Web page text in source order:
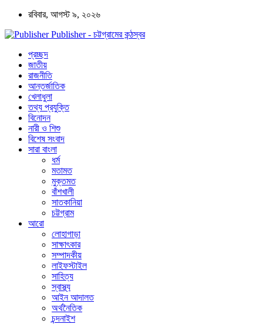
রবিবার, আগস্ট ৯, ২০২৬
Publisher - চট্টগ্রামের কন্ঠস্বর
প্রচ্ছদ
জাতীয়
রাজনীতি
আন্তর্জাতিক
খেলাধুলা
তথ্য প্রযুক্তি
বিনোদন
নারী ও শিশু
বিশেষ সংবাদ
সারা বাংলা
ধর্ম
মতামত
মুক্তমত
বাঁশখালী
সাতকানিয়া
চট্টগ্রাম
আরো
লোহাগাড়া
সাক্ষাৎকার
সম্পাদকীয়
লাইফস্টাইল
সাহিত্য
স্বাস্থ্য
আইন আদালত
অর্থনৈতিক
চন্দনাইশ